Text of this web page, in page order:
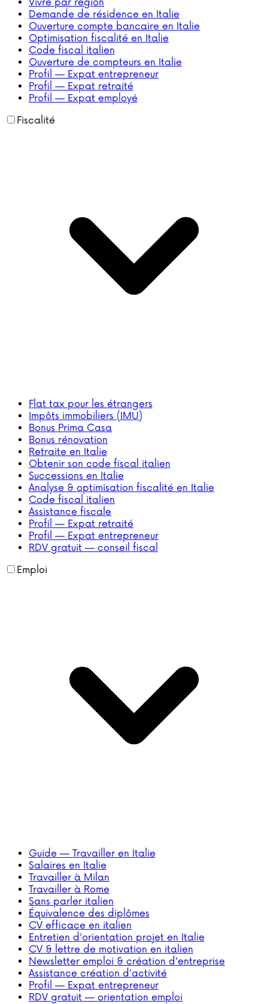
Vivre par région
Demande de résidence en Italie
Ouverture compte bancaire en Italie
Optimisation fiscalité en Italie
Code fiscal italien
Ouverture de compteurs en Italie
Profil — Expat entrepreneur
Profil — Expat retraité
Profil — Expat employé
Fiscalité
Flat tax pour les étrangers
Impôts immobiliers (IMU)
Bonus Prima Casa
Bonus rénovation
Retraite en Italie
Obtenir son code fiscal italien
Successions en Italie
Analyse & optimisation fiscalité en Italie
Code fiscal italien
Assistance fiscale
Profil — Expat retraité
Profil — Expat entrepreneur
RDV gratuit — conseil fiscal
Emploi
Guide — Travailler en Italie
Salaires en Italie
Travailler à Milan
Travailler à Rome
Sans parler italien
Équivalence des diplômes
CV efficace en italien
Entretien d'orientation projet en Italie
CV & lettre de motivation en italien
Newsletter emploi & création d'entreprise
Assistance création d'activité
Profil — Expat entrepreneur
RDV gratuit — orientation emploi